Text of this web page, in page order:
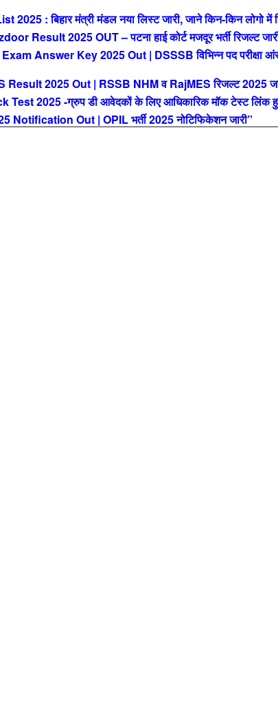
: बिहार मंत्री मंडल नया लिस्ट जारी, जाने किन-किन लोगो में
Result 2025 OUT – पटना हाई कोर्ट मजदूर भर्ती रिजल्ट
Answer Key 2025 Out | DSSSB विभिन्न पद परीक्षा
2025 Out | RSSB NHM व RajMES रिजल्ट 2025
2025 -ग्रुप डी आवेदकों के लिए आधिकारिक मॉक टेस्ट लिंक
Out | OPIL भर्ती 2025 नोटिफिकेशन जारी”